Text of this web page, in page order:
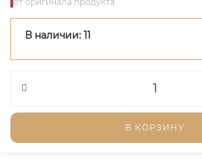
В наличии: 11
В КОРЗИНУ